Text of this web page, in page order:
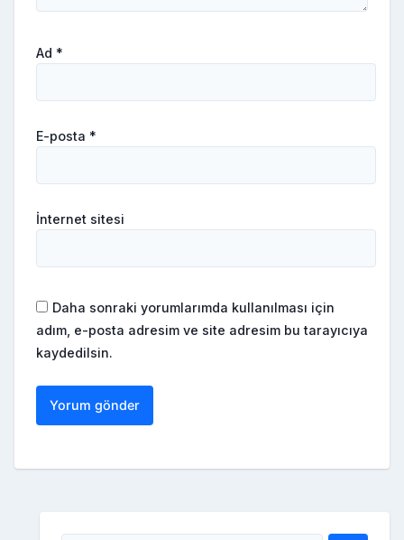
Ad *
E-posta *
İnternet sitesi
Daha sonraki yorumlarımda kullanılması için
adım, e-posta adresim ve site adresim bu tarayıcıya
kaydedilsin.